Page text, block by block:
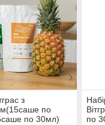
з
по
по 30мл)
по